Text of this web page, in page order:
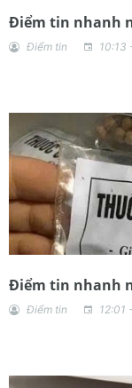
Điểm tin nhanh
Điểm tin 10:13
Điểm tin nhanh
Điểm tin 12:01